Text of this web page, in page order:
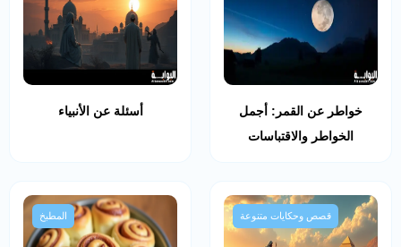
خواطر عن القمر: أجمل
الخواطر والاقتباسات
أسئلة عن الأنبياء
قصص وحكايات متنوعة المطبخ